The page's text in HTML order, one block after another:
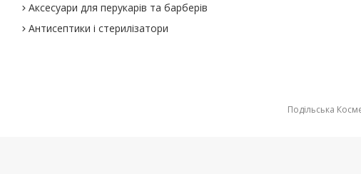
Аксесуари для перукарів та барберів
Антисептики і стерилізатори